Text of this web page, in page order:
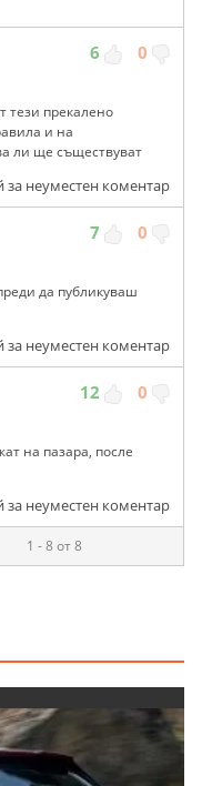
6 0
тези прекалено
и на
ли ще съществуват
за неуместен коментар
7 0
да публикуваш
за неуместен коментар
12 0
на пазара, после
за неуместен коментар
1 - 8 от 8